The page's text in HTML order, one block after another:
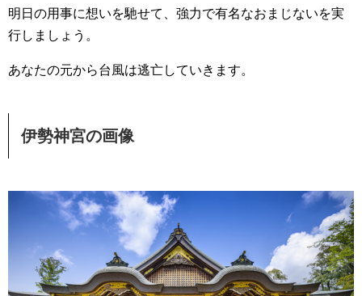
明日の用事に想いを馳せて、強力で有名なおまじないを実
行しましょう。
あなたの元から台風は逃亡していきます。
伊勢神宮の画像